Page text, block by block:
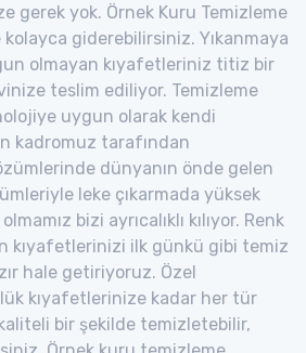
gerek yok. Örnek Kuru Temizleme
kolayca giderebilirsiniz. Yıkanmaya
olmayan kıyafetleriniz titiz bir
teslim ediliyor. Temizleme
uygun olarak kendi
kadromuz tarafından
dünyanın önde gelen
leke çıkarmada yüksek
bizi ayrıcalıklı kılıyor. Renk
kıyafetlerinizi ilk günkü gibi temiz
hale getiriyoruz. Özel
kıyafetlerinize kadar her tür
bir şekilde temizletebilir,